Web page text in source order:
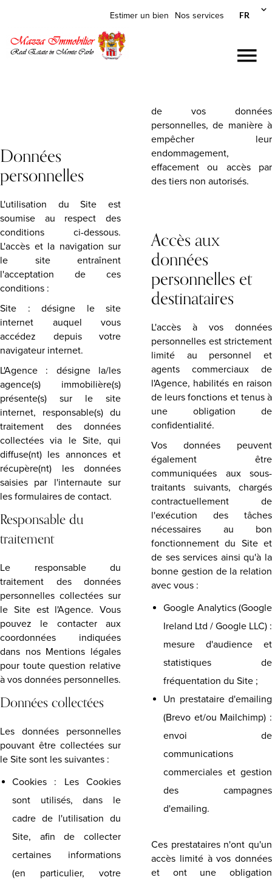
Estimer un bien Nos services FR
Données
personnelles
L'utilisation du Site est
soumise au respect des
conditions ci-dessous.
L'accès et la navigation sur
le site entraînent
l'acceptation de ces
conditions :
Site : désigne le site
internet auquel vous
accédez depuis votre
navigateur internet.
L'Agence : désigne la/les
agence(s) immobilière(s)
présente(s) sur le site
internet, responsable(s) du
traitement des données
collectées via le Site, qui
diffuse(nt) les annonces et
récupère(nt) les données
saisies par l'internaute sur
les formulaires de contact.
Responsable du
traitement
Le responsable du
traitement des données
personnelles collectées sur
le Site est l'Agence. Vous
pouvez le contacter aux
coordonnées indiquées
dans nos Mentions légales
pour toute question relative
à vos données personnelles.
Données collectées
Les données personnelles
pouvant être collectées sur
le Site sont les suivantes :
Cookies : Les Cookies
sont utilisés, dans le
cadre de l'utilisation du
Site, afin de collecter
certaines informations
(en particulier, votre
de vos données
personnelles, de manière à
empêcher leur
endommagement,
effacement ou accès par
des tiers non autorisés.
Accès aux
données
personnelles et
destinataires
L'accès à vos données
personnelles est strictement
limité au personnel et
agents commerciaux de
l'Agence, habilités en raison
de leurs fonctions et tenus à
une obligation de
confidentialité.
Vos données peuvent
également être
communiquées aux sous-
traitants suivants, chargés
contractuellement de
l'exécution des tâches
nécessaires au bon
fonctionnement du Site et
de ses services ainsi qu'à la
bonne gestion de la relation
avec vous :
Google Analytics (Google
Ireland Ltd / Google LLC) :
mesure d'audience et
statistiques de
fréquentation du Site ;
Un prestataire d'emailing
(Brevo et/ou Mailchimp) :
envoi de
communications
commerciales et gestion
des campagnes
d'emailing.
Ces prestataires n'ont qu'un
accès limité à vos données
et ont une obligation